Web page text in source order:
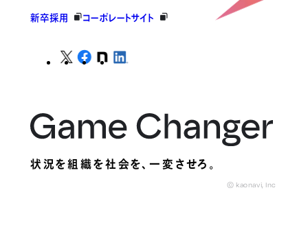
新卒採用 コーポレートサイト
状況を組織を社会を、一変させろ。
© kaonavi, Inc